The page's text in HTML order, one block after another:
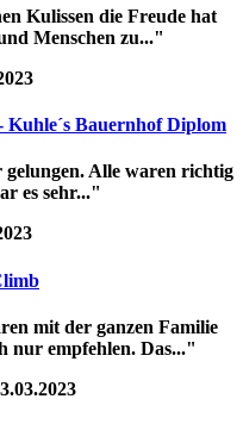
Kulissen die Freude hat
Menschen zu..."
Bauernhof Diplom
Alle waren richtig
es sehr..."
mit der ganzen Familie
nur empfehlen. Das..."